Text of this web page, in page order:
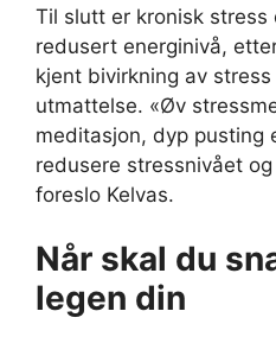
Til slutt er kronisk stress
redusert energinivå,
kjent bivirkning av
utmattelse. «Øv
meditasjon, dyp pusting
redusere stressnivået
foreslo Kelvas.
Når skal du
legen din